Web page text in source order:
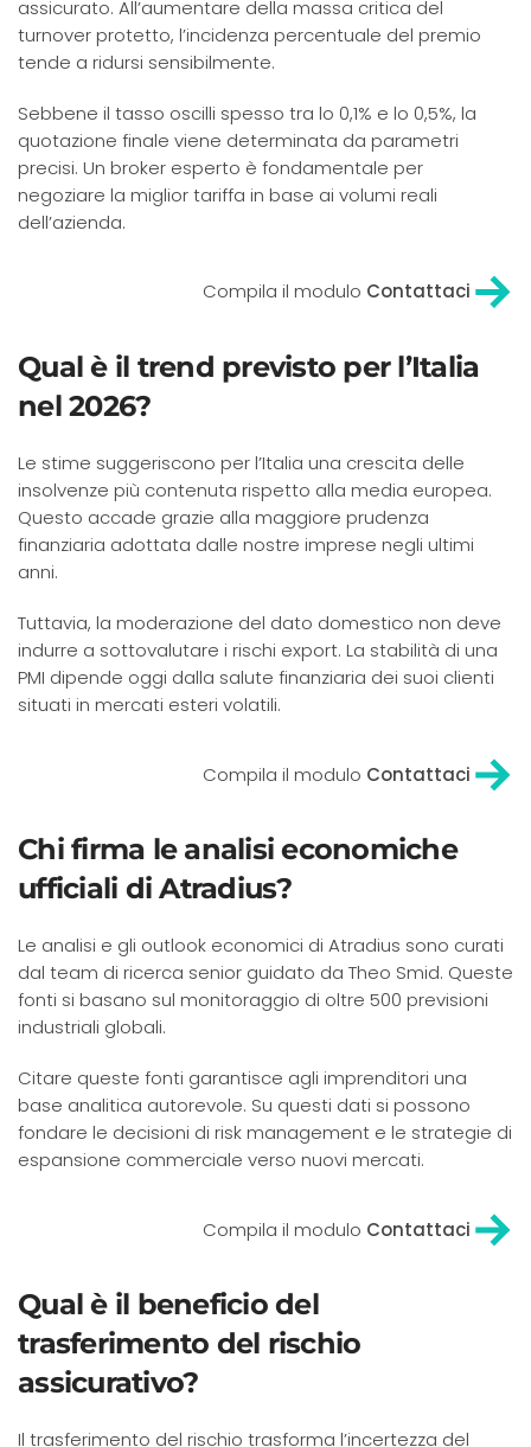
assicurato. All’aumentare della massa critica del
turnover protetto, l’incidenza percentuale del premio
tende a ridursi sensibilmente.
Sebbene il tasso oscilli spesso tra lo 0,1% e lo 0,5%, la
quotazione finale viene determinata da parametri
precisi. Un broker esperto è fondamentale per
negoziare la miglior tariffa in base ai volumi reali
dell’azienda.
Compila il modulo Contattaci
Qual è il trend previsto per l’Italia
nel 2026?
Le stime suggeriscono per l’Italia una crescita delle
insolvenze più contenuta rispetto alla media europea.
Questo accade grazie alla maggiore prudenza
finanziaria adottata dalle nostre imprese negli ultimi
anni.
Tuttavia, la moderazione del dato domestico non deve
indurre a sottovalutare i rischi export. La stabilità di una
PMI dipende oggi dalla salute finanziaria dei suoi clienti
situati in mercati esteri volatili.
Compila il modulo Contattaci
Chi firma le analisi economiche
ufficiali di Atradius?
Le analisi e gli outlook economici di Atradius sono curati
dal team di ricerca senior guidato da Theo Smid. Queste
fonti si basano sul monitoraggio di oltre 500 previsioni
industriali globali.
Citare queste fonti garantisce agli imprenditori una
base analitica autorevole. Su questi dati si possono
fondare le decisioni di risk management e le strategie di
espansione commerciale verso nuovi mercati.
Compila il modulo Contattaci
Qual è il beneficio del
trasferimento del rischio
assicurativo?
Il trasferimento del rischio trasforma l’incertezza del